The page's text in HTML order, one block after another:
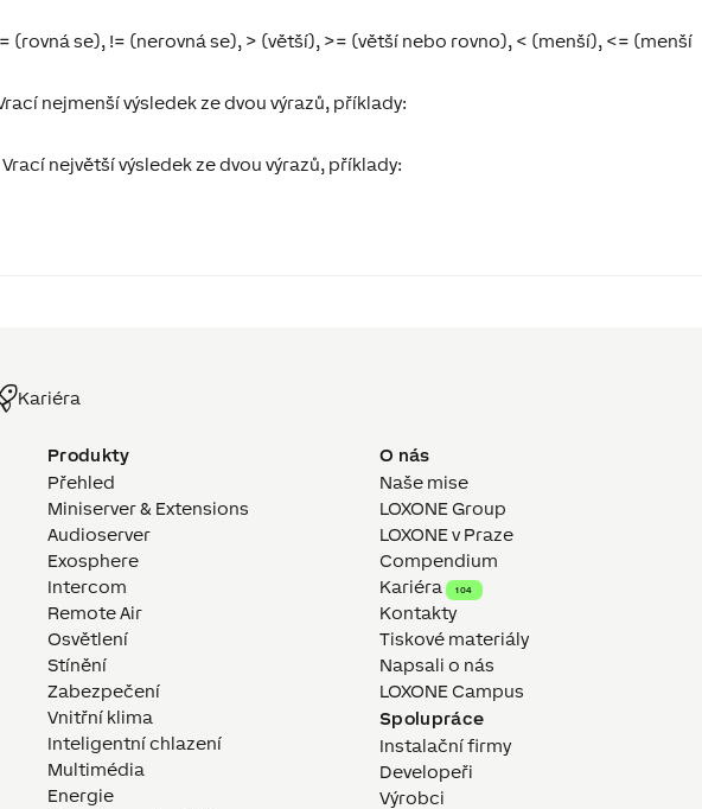
(rovná se), != (nerovná se), > (větší), >= (větší nebo rovno), < (menší), <= (menší
nejmenší výsledek ze dvou výrazů, příklady:
největší výsledek ze dvou výrazů, příklady:
Kariéra
Produkty
Přehled
Miniserver & Extensions
Audioserver
Exosphere
Intercom
Remote Air
Osvětlení
Stínění
Zabezpečení
Vnitřní klima
Inteligentní chlazení
Multimédia
Energie
O nás
Naše mise
LOXONE Group
LOXONE v Praze
Compendium
Kariéra
104
Kontakty
Tiskové materiály
Napsali o nás
LOXONE Campus
Spolupráce
Instalační firmy
Developeři
Výrobci